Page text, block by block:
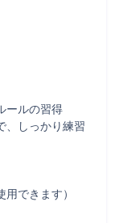
ールの習得
、しっかり練習
できます）